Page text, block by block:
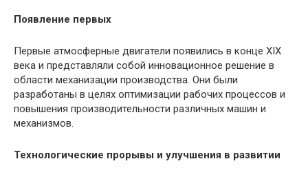
Появление первых
Первые атмосферные двигатели появились в конце XIX
века и представляли собой инновационное решение в
области механизации производства. Они были
разработаны в целях оптимизации рабочих процессов и
повышения производительности различных машин и
механизмов.
Технологические прорывы и улучшения в развитии